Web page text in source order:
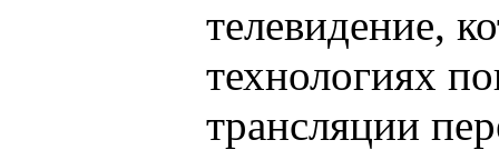
телевидение,
технологиях
трансляции